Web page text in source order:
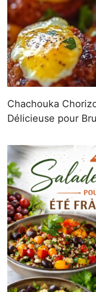
Chachouka
Délicieuse pour